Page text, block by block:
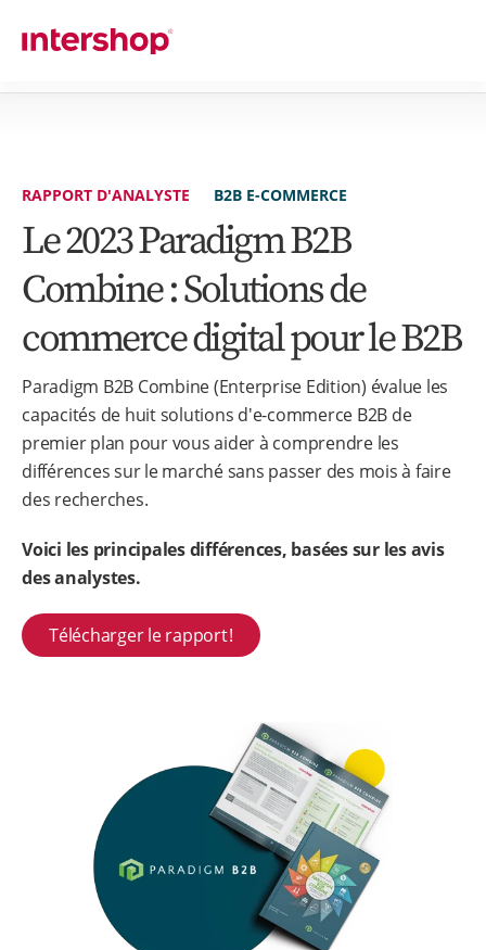
RAPPORT D'ANALYSTE B2B E-COMMERCE
Le 2023 Paradigm B2B
Combine : Solutions de
commerce digital pour le B2B
Paradigm B2B Combine (Enterprise Edition) évalue les
capacités de huit solutions d'e-commerce B2B de
premier plan pour vous aider à comprendre les
différences sur le marché sans passer des mois à faire
des recherches.
Voici les principales différences, basées sur les avis
des analystes.
Télécharger le rapport !